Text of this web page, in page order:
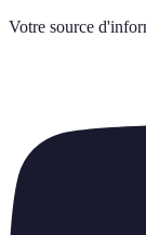
Votre source